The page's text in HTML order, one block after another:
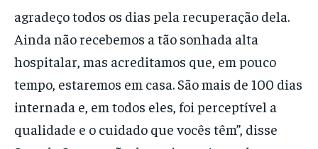
agradeço todos os dias pela recuperação dela.
Ainda não recebemos a tão sonhada alta
hospitalar, mas acreditamos que, em pouco
tempo, estaremos em casa. São mais de 100 dias
internada e, em todos eles, foi perceptível a
qualidade e o cuidado que vocês têm”, disse